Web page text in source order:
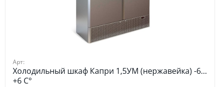
Арт:
Холодильный шкаф Капри 1,5УМ (нержавейка) -6…
+6 C°